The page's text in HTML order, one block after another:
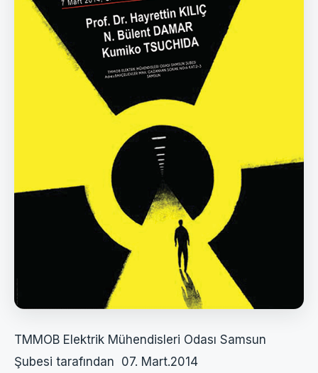
TMMOB Elektrik Mühendisleri Odası Samsun
Şubesi tarafından 07. Mart.2014